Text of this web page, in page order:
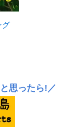
グ
思ったら!／